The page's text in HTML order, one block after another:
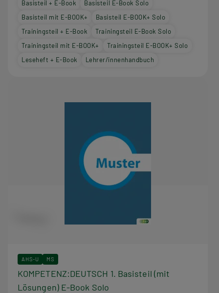
Basisteil + E-Book
Basisteil E-Book Solo
Basisteil mit E-BOOK+
Basisteil E-BOOK+ Solo
Trainingsteil + E-Book
Trainingsteil E-Book Solo
Trainingsteil mit E-BOOK+
Trainingsteil E-BOOK+ Solo
Leseheft + E-Book
Lehrer/innenhandbuch
AHS-U MS
KOMPETENZ:DEUTSCH 1. Basisteil (mit
Lösungen) E-Book Solo